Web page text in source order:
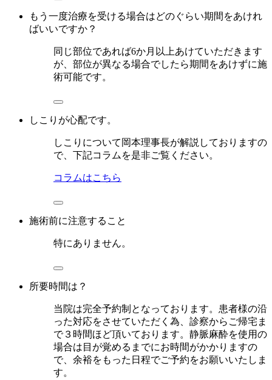
もう一度治療を受ける場合はどのぐらい期間をあけれ
ばいいですか？
同じ部位であれば6か月以上あけていただきます
が、部位が異なる場合でしたら期間をあけずに施
術可能です。
しこりが心配です。
しこりについて岡本理事長が解説しておりますの
で、下記コラムを是非ご覧ください。
コラムはこちら
施術前に注意すること
特にありません。
所要時間は？
当院は完全予約制となっております。患者様の沿
った対応をさせていただく為、診察からご帰宅ま
で３時間ほど頂いております。静脈麻酔を使用の
場合は目が覚めるまでにお時間がかかりますの
で、余裕をもった日程でご予約をお願いいたしま
す。